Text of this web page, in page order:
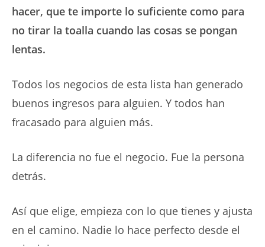
hacer, que te importe lo suficiente como para
no tirar la toalla cuando las cosas se pongan
lentas.
Todos los negocios de esta lista han generado
buenos ingresos para alguien. Y todos han
fracasado para alguien más.
La diferencia no fue el negocio. Fue la persona
detrás.
Así que elige, empieza con lo que tienes y ajusta
en el camino. Nadie lo hace perfecto desde el